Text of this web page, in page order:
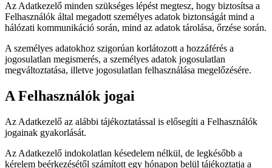
Az Adatkezelő minden szükséges lépést megtesz, hogy biztosítsa a
Felhasználók által megadott személyes adatok biztonságát mind a
hálózati kommunikáció során, mind az adatok tárolása, őrzése során.
A személyes adatokhoz szigorúan korlátozott a hozzáférés a
jogosulatlan megismerés, a személyes adatok jogosulatlan
megváltoztatása, illetve jogosulatlan felhasználása megelőzésére.
A Felhasználók jogai
Az Adatkezelő az alábbi tájékoztatással is elősegíti a Felhasználók
jogainak gyakorlását.
Az Adatkezelő indokolatlan késedelem nélkül, de legkésőbb a
kérelem beérkezésétől számított egy hónapon belül tájékoztatja a